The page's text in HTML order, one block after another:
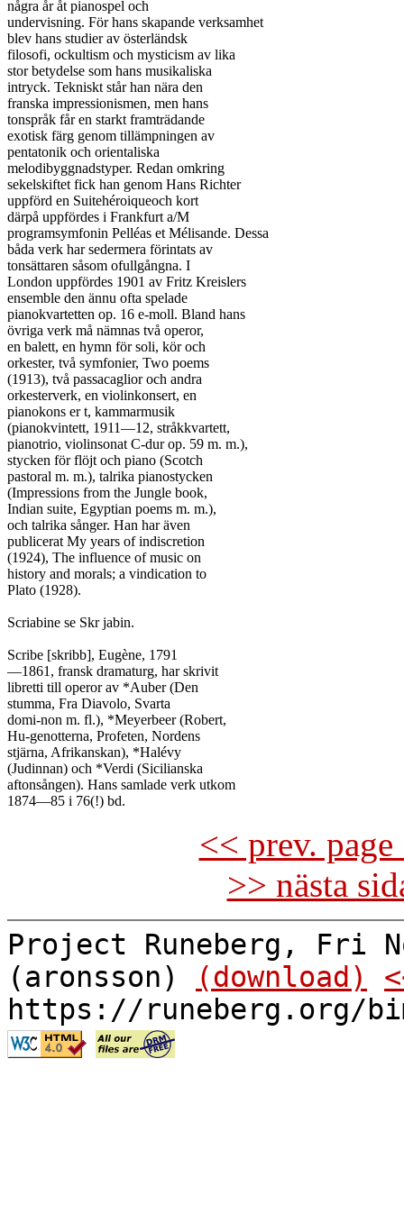
några år åt pianospel och
undervisning. För hans skapande verksamhet
blev hans studier av österländsk
filosofi, ockultism och mysticism av lika
stor betydelse som hans musikaliska
intryck. Tekniskt står han nära den
franska impressionismen, men hans
tonspråk får en starkt framträdande
exotisk färg genom tillämpningen av
pentatonik och orientaliska
melodibyggnadstyper. Redan omkring
sekelskiftet fick han genom Hans Richter
uppförd en Suitehéroiqueoch kort
därpå uppfördes i Frankfurt a/M
programsymfonin Pelléas et Mélisande. Dessa
båda verk har sedermera förintats av
tonsättaren såsom ofullgångna. I
London uppfördes 1901 av Fritz Kreislers
ensemble den ännu ofta spelade
pianokvartetten op. 16 e-moll. Bland hans
övriga verk må nämnas två operor,
en balett, en hymn för soli, kör och
orkester, två symfonier, Two poems
(1913), två passacaglior och andra
orkesterverk, en violinkonsert, en
pianokons er t, kammarmusik
(pianokvintett, 1911—12, stråkkvartett,
pianotrio, violinsonat C-dur op. 59 m. m.),
stycken för flöjt och piano (Scotch
pastoral m. m.), talrika pianostycken
(Impressions from the Jungle book,
Indian suite, Egyptian poems m. m.),
och talrika sånger. Han har även
publicerat My years of indiscretion
(1924), The influence of music on
history and morals; a vindication to
Plato (1928).
Scriabine se Skr jabin.
Scribe [skribb], Eugène, 1791
—1861, fransk dramaturg, har skrivit
libretti till operor av *Auber (Den
stumma, Fra Diavolo, Svarta
domi-non m. fl.), *Meyerbeer (Robert,
Hu-genotterna, Profeten, Nordens
stjärna, Afrikanskan), *Halévy
(Judinnan) och *Verdi (Sicilianska
aftonsången). Hans samlade verk utkom
<< prev.
>> nästa
Project Runeberg, Fri
(aronsson)
(download)
https://runeberg.org/